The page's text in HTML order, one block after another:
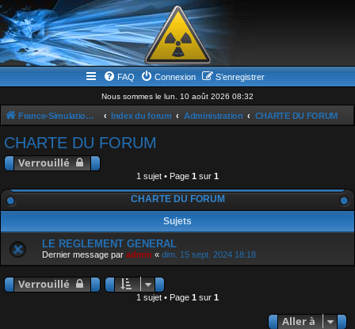
FAQ Connexion S’enregistrer
Nous sommes le lun. 10 août 2026 08:32
France-Simulation / Simulation-france-magazine.com Index du forum Administration CHARTE DU FORUM
CHARTE DU FORUM
Verrouillé
1 sujet • Page 1 sur 1
CHARTE DU FORUM
Sujets
LE REGLEMENT GENERAL
Dernier message par admin « dim. 15 sept. 2024 18:18
Verrouillé
1 sujet • Page 1 sur 1
Aller à